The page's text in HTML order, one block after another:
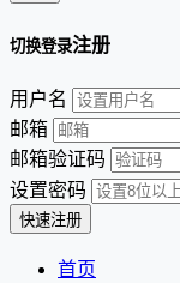
切换登录注册
用户名
邮箱
邮箱验证码
设置密码
首页